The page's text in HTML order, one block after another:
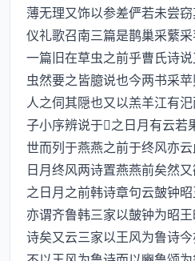
薄无理又饰以参差俨若未尝
仪礼歌召南三篇是鹊巢采蘩
一篇旧在草虫之前乎曹氏诗
虫然要之皆臆说也今两书采
人之伺其隠也又以羔羊江有
子小序辨说于之日月有云若
世而列于燕燕之前于终风亦
日月终风两诗置燕燕前矣然
之日月之前韩诗章句云皷钟
亦谓齐鲁韩三家以皷钟为昭
诗矣又云三家以王风为鲁诗